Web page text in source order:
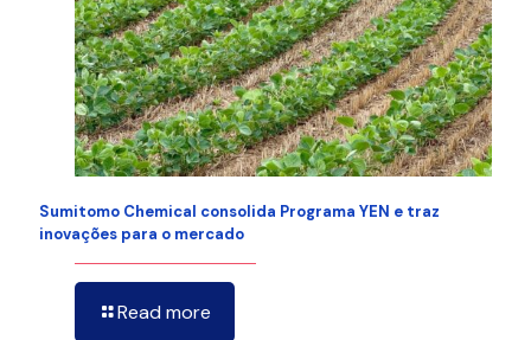
Sumitomo Chemical consolida Programa YEN e traz
inovações para o mercado
Read more